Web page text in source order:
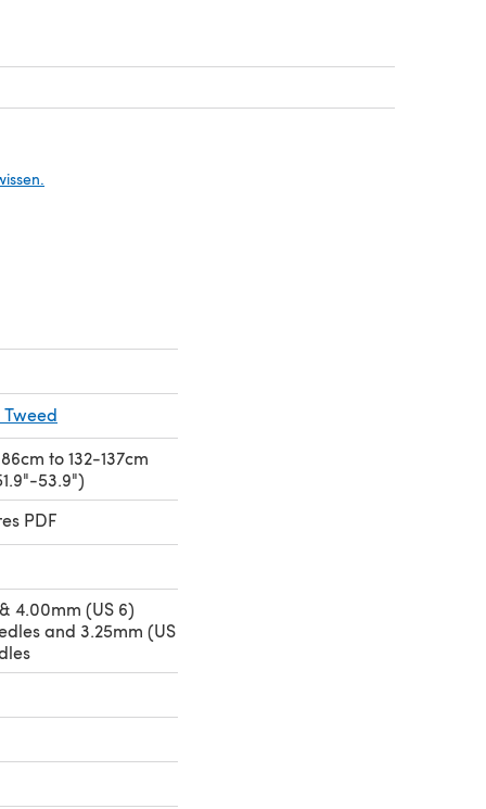
to 132-137cm
53.9")
PDF
4.00mm (US 6)
and 3.25mm (US